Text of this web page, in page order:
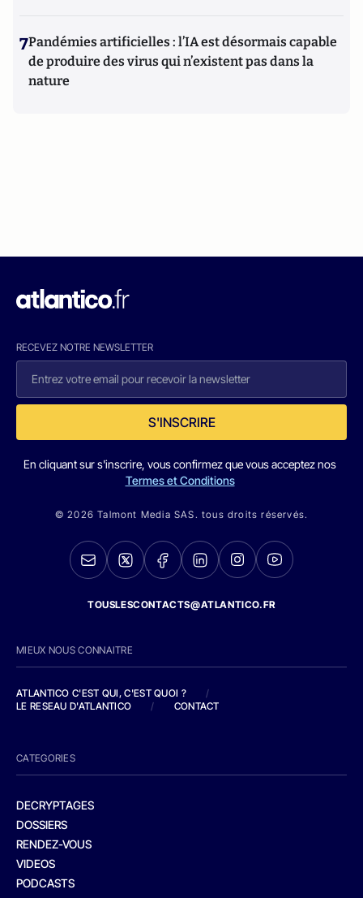
7Pandémies artificielles : l’IA est désormais capable
de produire des virus qui n’existent pas dans la
nature
RECEVEZ NOTRE NEWSLETTER
S'INSCRIRE
En cliquant sur s'inscrire, vous confirmez que vous acceptez nos
Termes et Conditions
© 2026 Talmont Media SAS. tous droits réservés.
TOUSLESCONTACTS@ATLANTICO.FR
MIEUX NOUS CONNAITRE
ATLANTICO C'EST QUI, C'EST QUOI ?
/
LE RESEAU D'ATLANTICO
/ CONTACT
CATEGORIES
DECRYPTAGES
DOSSIERS
RENDEZ-VOUS
VIDEOS
PODCASTS